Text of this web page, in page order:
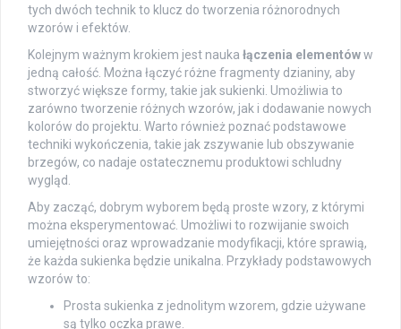
tych dwóch technik to klucz do tworzenia różnorodnych
wzorów i efektów.
Kolejnym ważnym krokiem jest nauka łączenia elementóww
jedną całość. Można łączyć różne fragmenty dzianiny, aby
stworzyć większe formy, takie jak sukienki. Umożliwia to
zarówno tworzenie różnych wzorów, jak i dodawanie nowych
kolorów do projektu. Warto również poznać podstawowe
techniki wykończenia, takie jak zszywanie lub obszywanie
brzegów, co nadaje ostatecznemu produktowi schludny
wygląd.
Aby zacząć, dobrym wyborem będą proste wzory, z którymi
można eksperymentować. Umożliwi to rozwijanie swoich
umiejętności oraz wprowadzanie modyfikacji, które sprawią,
że każda sukienka będzie unikalna. Przykłady podstawowych
wzorów to:
Prosta sukienka z jednolitym wzorem, gdzie używane
są tylko oczka prawe.